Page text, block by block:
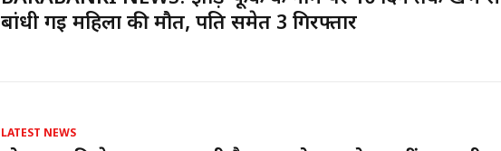
बांधी गई महिला की मौत, पति समेत 3 गिरफ्तार
LATEST NEWS